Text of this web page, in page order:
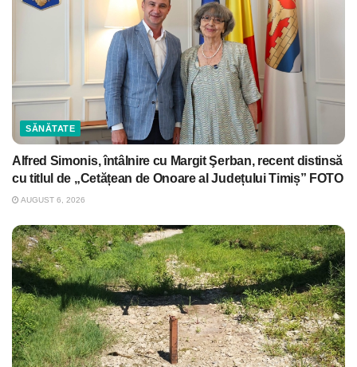
SĂNĂTATE
Alfred Simonis, întâlnire cu Margit Şerban, recent distinsă
cu titlul de „Cetățean de Onoare al Județului Timiș” FOTO
AUGUST 6, 2026